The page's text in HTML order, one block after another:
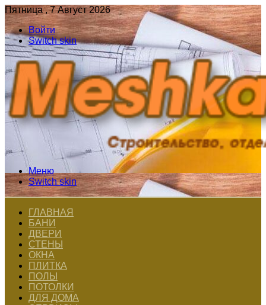
Пятница , 7 Август 2026
Войти
Switch skin
Меню
Switch skin
ГЛАВНАЯ
БАНИ
ДВЕРИ
СТЕНЫ
ОКНА
ПЛИТКА
ПОЛЫ
ПОТОЛКИ
ДЛЯ ДОМА